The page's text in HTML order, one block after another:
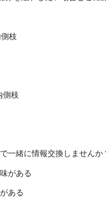
枝
側枝
一緒に情報交換しませんか
がある
ある